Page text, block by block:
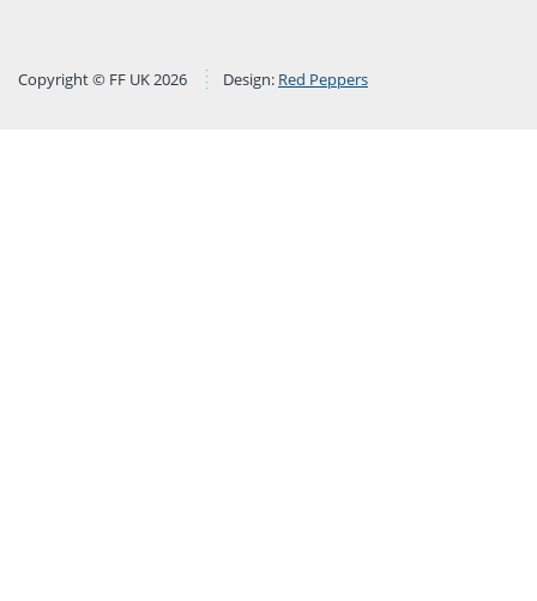
Copyright © FF UK 2026 Design: Red Peppers